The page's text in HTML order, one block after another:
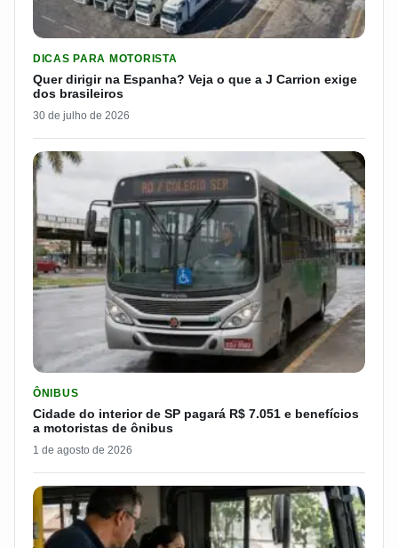
DICAS PARA MOTORISTA
Quer dirigir na Espanha? Veja o que a J Carrion exige
dos brasileiros
30 de julho de 2026
ÔNIBUS
Cidade do interior de SP pagará R$ 7.051 e benefícios
a motoristas de ônibus
1 de agosto de 2026